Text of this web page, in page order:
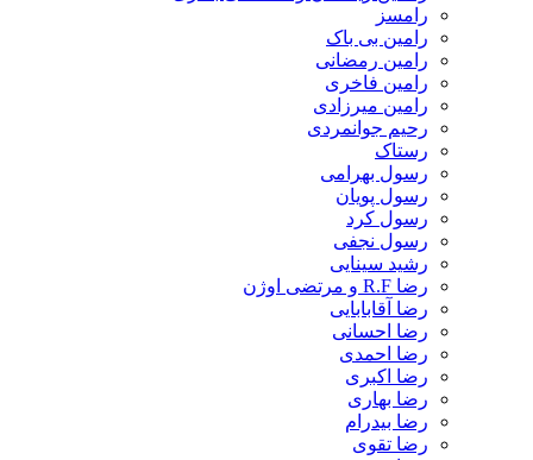
رامسز
رامین بی باک
رامین رمضانی
رامین فاخری
رامین میرزادی
رحیم جوانمردی
رستاک
رسول بهرامی
رسول پویان
رسول کرد
رسول نجفی
رشید سینایی
رضا R.F و مرتضی اوژن
رضا آقابابایی
رضا احسانی
رضا احمدی
رضا اکبری
رضا بهاری
رضا بیدرام
رضا تقوی